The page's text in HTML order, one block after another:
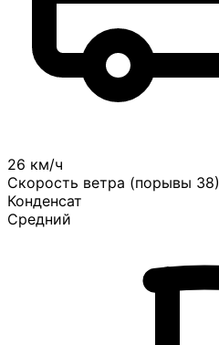
26 км/ч
Скорость ветра (порывы 38)
Конденсат
Средний